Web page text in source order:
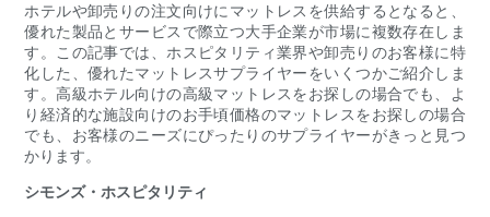
ホテルや卸売りの注文向けにマットレスを供給するとなると、
優れた製品とサービスで際立つ大手企業が市場に複数存在しま
す。この記事では、ホスピタリティ業界や卸売りのお客様に特
化した、優れたマットレスサプライヤーをいくつかご紹介しま
す。高級ホテル向けの高級マットレスをお探しの場合でも、よ
り経済的な施設向けのお手頃価格のマットレスをお探しの場合
でも、お客様のニーズにぴったりのサプライヤーがきっと見つ
かります。
シモンズ・ホスピタリティ